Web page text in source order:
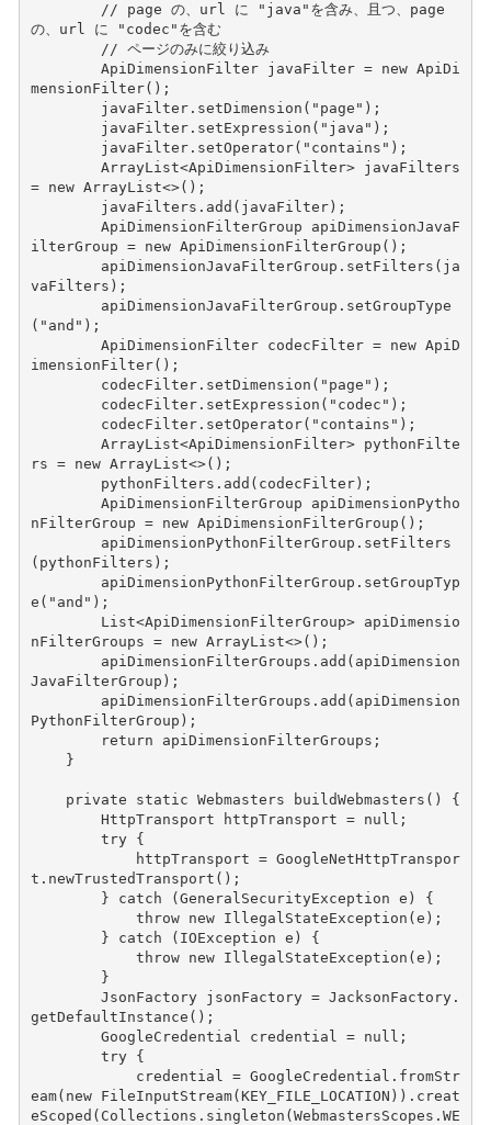
// page の、url に "java"を含み、且つ、page
の、url に "codec"を含む
// ページのみに絞り込み
ApiDimensionFilter
javaFilter = new ApiDi
mensionFilter();
javaFilter. setDimension ( "page" );
javaFilter. setExpression ( "java" );
javaFilter. setOperator( "contains" );
ArrayList<ApiDimensionFilter>
javaFilters
=
new ArrayList<>();
javaFilters . add ( javaFilter);
ApiDimensionFilterGroup
apiDimensionJavaF
ilterGroup = new ApiDimensionFilterGroup ();
apiDimensionJavaFilterGroup . setFilters ( ja
vaFilters );
apiDimensionJavaFilterGroup . setGroupType
( "and" );
ApiDimensionFilter
codecFilter = new ApiD
imensionFilter();
codecFilter. setDimension ( "page" );
codecFilter. setExpression ( "codec" );
codecFilter. setOperator( "contains" );
ArrayList<ApiDimensionFilter>
pythonFilte
rs = new ArrayList<>();
pythonFilters . add ( codecFilter);
ApiDimensionFilterGroup
apiDimensionPytho
nFilterGroup = new ApiDimensionFilterGroup ();
apiDimensionPythonFilterGroup . setFilters
( pythonFilters );
apiDimensionPythonFilterGroup . setGroupTyp
e ( "and" );
List<ApiDimensionFilterGroup>
apiDimensio
nFilterGroups = new ArrayList<>();
apiDimensionFilterGroups . add ( apiDimension
JavaFilterGroup );
apiDimensionFilterGroups . add ( apiDimension
PythonFilterGroup );
return
apiDimensionFilterGroups ;
}
private static Webmasters buildWebmasters ()
{
HttpTransport
httpTransport = null ;
try
{
httpTransport = GoogleNetHttpTranspor
t . newTrustedTransport ();
}
catch ( GeneralSecurityException e )
{
throw
new IllegalStateException ( e );
}
catch ( IOException e )
{
throw
new IllegalStateException ( e );
}
JsonFactory
jsonFactory = JacksonFactory.
getDefaultInstance ();
GoogleCredential
credential = null ;
try
{
credential = GoogleCredential . fromStr
eam( new FileInputStream( KEY_FILE_LOCATION )). creat
eScoped ( Collections . singleton ( WebmastersScopes . WE